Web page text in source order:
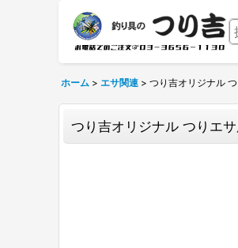
ホーム > エサ関連 > つり吉オリジナル
つり吉オリジナル つりエ